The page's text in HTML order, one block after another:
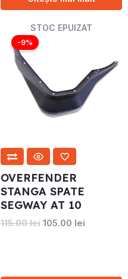
STOC EPUIZAT
-9%
OVERFENDER
STANGA SPATE
SEGWAY AT 10
115.00lei
Prețul
105.00 lei
Prețul
105.00